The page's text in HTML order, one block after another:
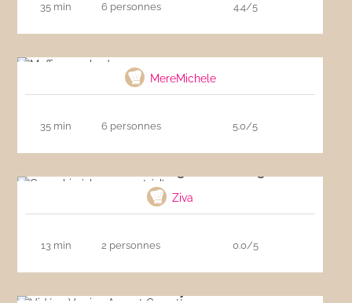
35 min 6 personnes 4.4/5
MereMichele
35 min 6 personnes 5.0/5
Ziva
13 min 2 personnes 0.0/5
Vidéo : Verrine Avocat Crevette, nage coco